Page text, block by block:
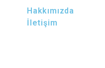
Hakkımızda
İletişim